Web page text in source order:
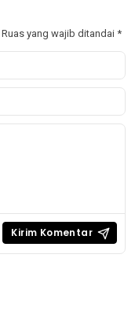
Ruas yang wajib ditandai *